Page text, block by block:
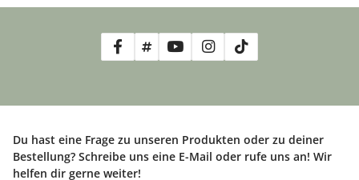
Du hast eine Frage zu unseren Produkten oder zu deiner
Bestellung? Schreibe uns eine E-Mail oder rufe uns an! Wir
helfen dir gerne weiter!